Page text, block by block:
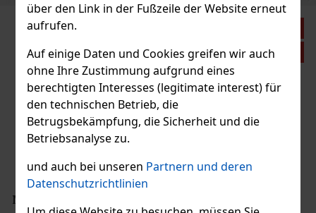
über den Link in der Fußzeile der Website erneut
aufrufen.
Auf einige Daten und Cookies greifen wir auch
ohne Ihre Zustimmung aufgrund eines
berechtigten Interesses (legitimate interest) für
den technischen Betrieb, die
Betrugsbekämpfung, die Sicherheit und die
Betriebsanalyse zu.
und auch bei unseren Partnern und deren
Datenschutzrichtlinien
33 €
21%
Aktion